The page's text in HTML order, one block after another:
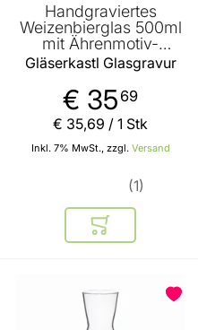
Handgraviertes
Weizenbierglas 500ml
mit Ährenmotiv-
Namensgravur und
Geburtstag
Gläserkastl Glasgravur
€ 35 69
Inkl. 7% MwSt., zzgl. Versand
€ 35,69 / 1 Stk
1
In den Warenkorb